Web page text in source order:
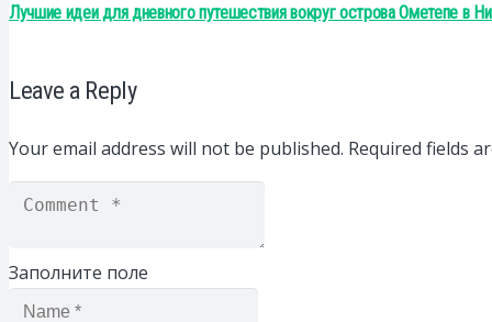
Лучшие идеи для дневного путешествия вокруг острова Ометепе в
Leave a Reply
Your email address will not be published. Required fields
Заполните поле